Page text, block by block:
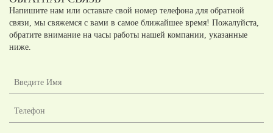
Напишите нам или оставьте свой номер телефона для обратной
связи, мы свяжемся с вами в самое ближайшее время! Пожалуйста,
обратите внимание на часы работы нашей компании, указанные
ниже.